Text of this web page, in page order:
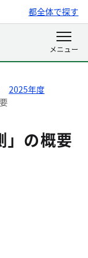
都全体で探す
2025年度
」の概要